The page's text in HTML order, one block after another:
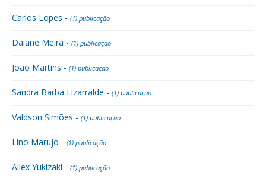
Carlos Lopes - (1) publicação
Daiane Meira - (1) publicação
João Martins - (1) publicação
Sandra Barba Lizarralde - (1) publicação
Valdson Simões - (1) publicação
Lino Marujo - (1) publicação
Allex Yukizaki - (1) publicação